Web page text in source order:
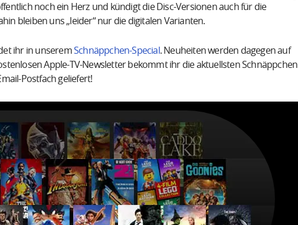
noch ein Herz und kündigt die Disc-Versionen auch für die
bleiben uns „leider“ nur die digitalen Varianten.
ihr in unseremSchnäppchen-Special . Neuheiten werden dagegen auf
Apple-TV-Newsletter bekommt ihr die aktuellsten Schnäppchen
Postfach geliefert!